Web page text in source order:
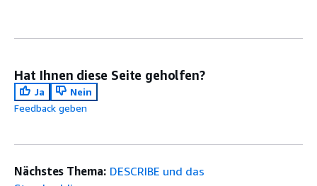
Hat Ihnen diese Seite geholfen?
Ja
Nein
Feedback geben
Nächstes Thema: DESCRIBE und das